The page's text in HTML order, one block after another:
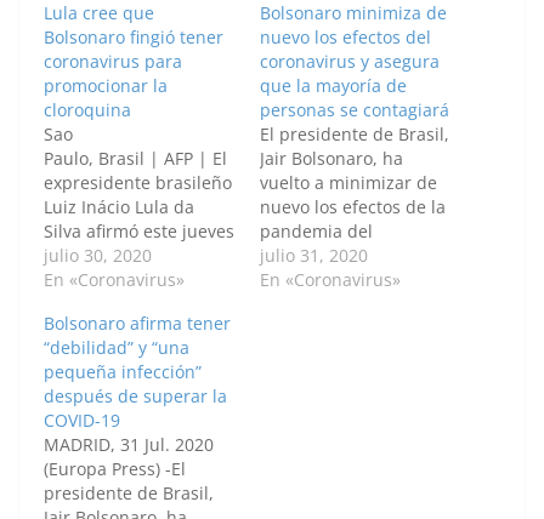
Lula cree que
Bolsonaro fingió tener
coronavirus para
promocionar la
cloroquina
Sao
Paulo, Brasil | AFP | El
expresidente brasileño
Luiz Inácio Lula da
Silva afirmó este jueves
que sospecha que el
presidente Jair
tener coronavirus para
"hacer propaganda" de
la cloroquina. "Creo
que Bolsonaro inventó
que estaba
contaminado para
hacer propaganda del
remedio", dijo el
julio 30, 2020
En «Coronavirus»
Bolsonaro minimiza de
nuevo los efectos del
coronavirus y asegura
que la mayoría de
personas se contagiará
El presidente de Brasil,
Jair Bolsonaro, ha
vuelto a minimizar de
nuevo los efectos de la
pandemia del
coronavirus y ha
asegurado que la
julio 31, 2020
En «Coronavirus»
Bolsonaro afirma tener
“debilidad” y “una
pequeña infección”
después de superar la
COVID-19
MADRID, 31 Jul. 2020
(Europa Press) -El
presidente de Brasil,